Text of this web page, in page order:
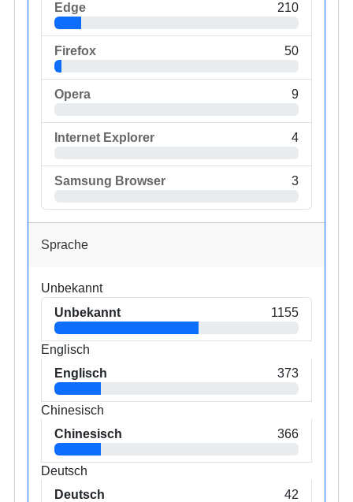
Edge 210
Firefox 50
Opera 9
Internet Explorer 4
Samsung Browser 3
Sprache
Unbekannt
Unbekannt
1155
Englisch
Englisch
373
Chinesisch
Chinesisch
366
Deutsch
Deutsch
42